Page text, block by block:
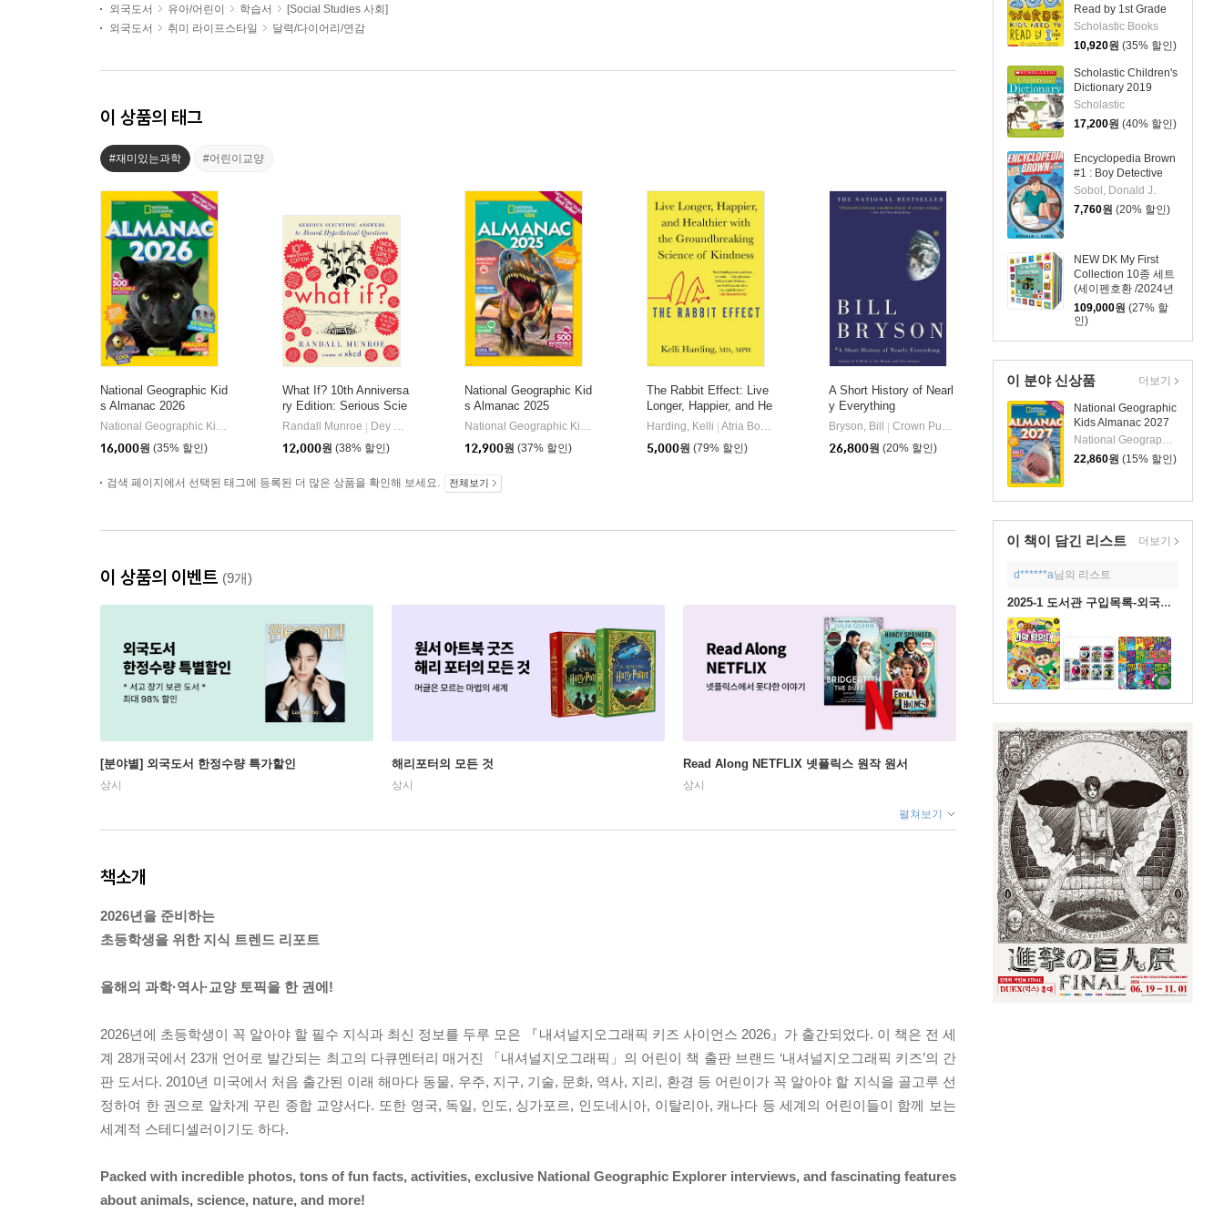
Read by 1st Grade
Scholastic Books
10,920원 (35% 할인)
Scholastic Children's
Dictionary 2019
Scholastic
17,200원 (40% 할인)
Encyclopedia Brown
#1 : Boy Detective
Sobol, Donald J.
7,760원 (20% 할인)
NEW DK My First
Collection 10종 세트
(세이펜호환 /2024년
Renewal판)
109,000원 (27% 할
인)
이 분야 신상품
National Geographic
Kids Almanac 2027
National Geographic Kids
22,860원 (15% 할인)
더보기
이 책이 담긴 리스트 더보기
d******a님의 리스트
2025-1 도서관 구입목록-외국어도서
외국도서
유아/어린이 학습서
[Social Studies 사회]
외국도서
취미 라이프스타일 달력/다이어리/연감
이 상품의 태그
#재미있는과학 #어린이교양
National Geographic Kid
s Almanac 2026
National Geographic Kids
National Geographic Kids
16,000원 (35% 할인)
What If? 10th Anniversa
ry Edition: Serious Scie
ntific Answers to Absurd
Hypothetical Questions
Randall Munroe
Dey Street Books
12,000원 (38% 할인)
National Geographic Kid
s Almanac 2025
National Geographic Kids
National Geographic Kids
12,900원 (37% 할인)
The Rabbit Effect: Live
Longer, Happier, and He
althier with the Groundb
reaking Science of Kind
ness
Harding, Kelli
Atria Books
5,000원 (79% 할인)
A Short History of Nearl
y Everything
Bryson, Bill
Crown Publishing Group (NY)
26,800원 (20% 할인)
검색 페이지에서 선택된 태그에 등록된 더 많은 상품을 확인해 보세요. 전체보기
이 상품의 이벤트 (9개)
[분야별] 외국도서 한정수량 특가할인
상시
해리포터의 모든 것
상시
Read Along NETFLIX 넷플릭스 원작 원서
상시
펼쳐보기
책소개
2026년을 준비하는
초등학생을 위한 지식 트렌드 리포트
올해의 과학·역사·교양 토픽을 한 권에!
2026년에 초등학생이 꼭 알아야 할 필수 지식과 최신 정보를 두루 모은 『내셔널지오그래픽 키즈 사이언스 2026』가 출간되었다. 이 책은 전 세
계 28개국에서 23개 언어로 발간되는 최고의 다큐멘터리 매거진 「내셔널지오그래픽」의 어린이 책 출판 브랜드 ‘내셔널지오그래픽 키즈’의 간
판 도서다. 2010년 미국에서 처음 출간된 이래 해마다 동물, 우주, 지구, 기술, 문화, 역사, 지리, 환경 등 어린이가 꼭 알아야 할 지식을 골고루 선
정하여 한 권으로 알차게 꾸린 종합 교양서다. 또한 영국, 독일, 인도, 싱가포르, 인도네시아, 이탈리아, 캐나다 등 세계의 어린이들이 함께 보는
세계적 스테디셀러이기도 하다.
Packed with incredible photos, tons of fun facts, activities, exclusive National Geographic Explorer interviews, and fascinating features
about animals, science, nature, and more!